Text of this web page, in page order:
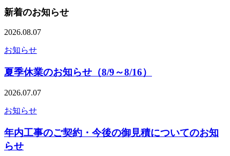
新着のお知らせ
2026.08.07
お知らせ
夏季休業のお知らせ（8/9～8/16）
2026.07.07
お知らせ
年内工事のご契約・今後の御見積についてのお知
らせ